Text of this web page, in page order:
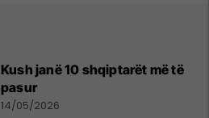
Kush janë 10 shqiptarët më të
pasur
14/05/2026